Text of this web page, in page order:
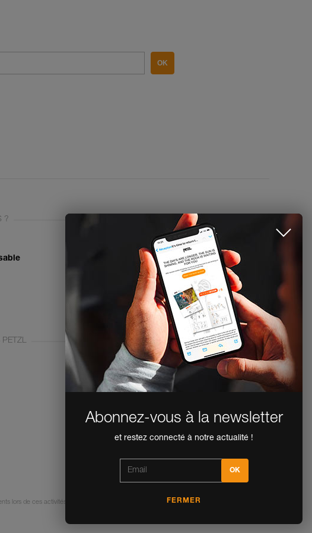
Abonnez-vous à la newsletter
et restez connecté à notre actualité !
FERMER
OK
?
PETZL
CONTACTEZ-NOUS
Formulaire de contact
Espace presse
Mentions légales
Politique de confidentialité et de traitement
des données personnelles
Déclaration d'accessibilité
Paramètres des cookies
lors de ces activités. Contact Petzl France